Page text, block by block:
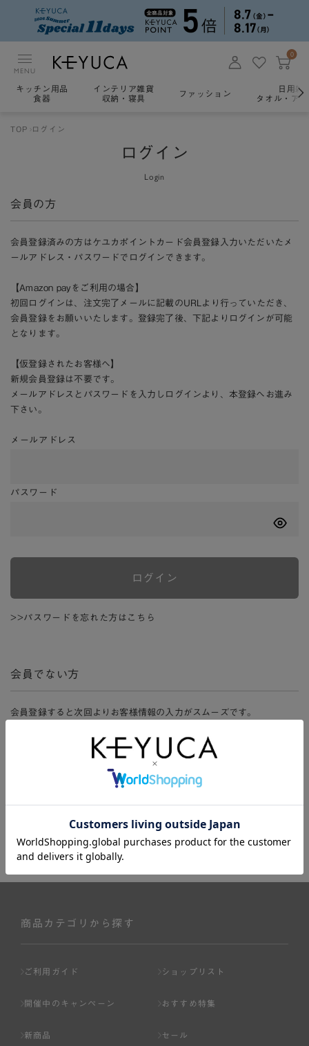
MENU
0
キッチン用品
食器
インテリア雑貨
収納・寝具
ファッション
日用雑
タオル・ア
TOP ログイン
ログイン
Login
会員の方
会員登録済みの方はケユカポイントカード会員登録入力いただいたメ
ールアドレス・パスワードでログインできます。
【Amazon payをご利用の場合】
初回ログインは、注文完了メールに記載のURLより行っていただき、
会員登録をお願いいたします。登録完了後、下記よりログインが可能
となります。
【仮登録されたお客様へ】
新規会員登録は不要です。
メールアドレスとパスワードを入力しログインより、本登録へお進み
下さい。
メールアドレス
パスワード
ログイン
>>パスワードを忘れた方はこちら
会員でない方
会員登録すると次回よりお客様情報の入力がスムーズです。
ージ、購入履歴をご利用いただけます。
商品カテゴリから探す
ご利用ガイド ショップリスト
開催中のキャンペーン おすすめ特集
新商品 セール